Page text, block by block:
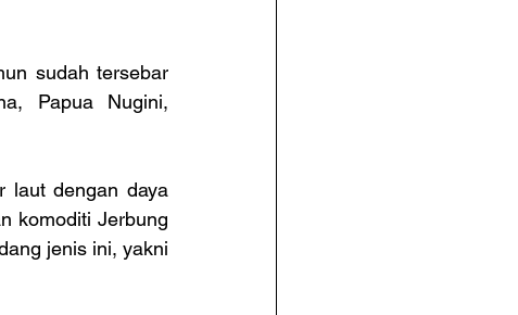
sudah tersebar
Papua Nugini,
laut dengan daya
komoditi Jerbung
jenis ini, yakni